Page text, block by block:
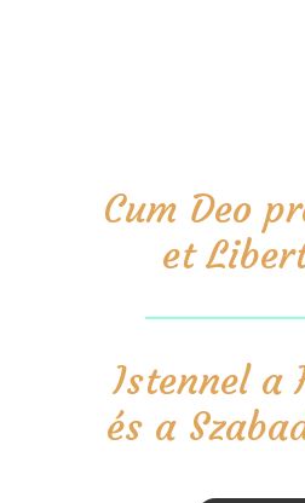
Cum Deo
et
Istennel a
és a